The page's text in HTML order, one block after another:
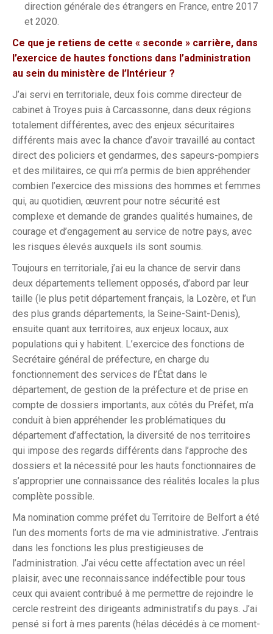
direction générale des étrangers en France, entre 2017
et 2020.
Ce que je retiens de cette « seconde » carrière, dans
l’exercice de hautes fonctions dans l’administration
au sein du ministère de l’Intérieur ?
J’ai servi en territoriale, deux fois comme directeur de
cabinet à Troyes puis à Carcassonne, dans deux régions
totalement différentes, avec des enjeux sécuritaires
différents mais avec la chance d’avoir travaillé au contact
direct des policiers et gendarmes, des sapeurs-pompiers
et des militaires, ce qui m’a permis de bien appréhender
combien l’exercice des missions des hommes et femmes
qui, au quotidien, œuvrent pour notre sécurité est
complexe et demande de grandes qualités humaines, de
courage et d’engagement au service de notre pays, avec
les risques élevés auxquels ils sont soumis.
Toujours en territoriale, j’ai eu la chance de servir dans
deux départements tellement opposés, d’abord par leur
taille (le plus petit département français, la Lozère, et l’un
des plus grands départements, la Seine-Saint-Denis),
ensuite quant aux territoires, aux enjeux locaux, aux
populations qui y habitent. L’exercice des fonctions de
Secrétaire général de préfecture, en charge du
fonctionnement des services de l’État dans le
département, de gestion de la préfecture et de prise en
compte de dossiers importants, aux côtés du Préfet, m’a
conduit à bien appréhender les problématiques du
département d’affectation, la diversité de nos territoires
qui impose des regards différents dans l’approche des
dossiers et la nécessité pour les hauts fonctionnaires de
s’approprier une connaissance des réalités locales la plus
complète possible.
Ma nomination comme préfet du Territoire de Belfort a été
l’un des moments forts de ma vie administrative. J’entrais
dans les fonctions les plus prestigieuses de
l’administration. J’ai vécu cette affectation avec un réel
plaisir, avec une reconnaissance indéfectible pour tous
ceux qui avaient contribué à me permettre de rejoindre le
cercle restreint des dirigeants administratifs du pays. J’ai
pensé si fort à mes parents (hélas décédés à ce moment-